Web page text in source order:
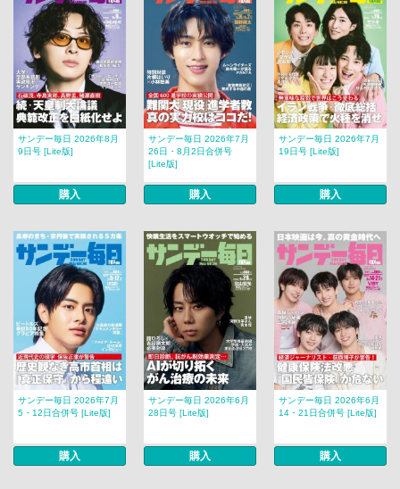
サンデー毎日 2026年8月
9日号 [Lite版]
購入
サンデー毎日 2026年7月
26日・8月2日合併号
[Lite版]
購入
サンデー毎日 2026年7月
19日号 [Lite版]
購入
サンデー毎日 2026年7月
5・12日合併号 [Lite版]
購入
サンデー毎日 2026年6月
28日号 [Lite版]
購入
サンデー毎日 2026年6月
14・21日合併号 [Lite版]
購入